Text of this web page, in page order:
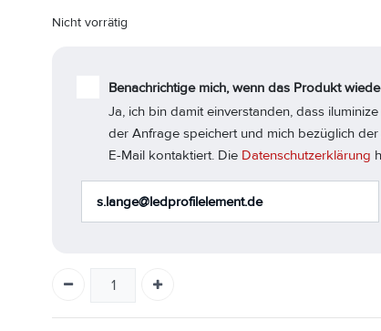
Nicht vorrätig
Benachrichtige mich, wenn das Produkt
Ja, ich bin damit einverstanden, dass
der Anfrage speichert und mich bezüglich
E-Mail kontaktiert. Die Datenschutzerklärung